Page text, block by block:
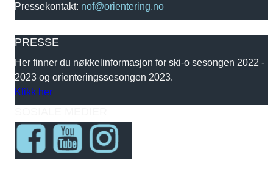
Pressekontakt: nof@orientering.no
PRESSE
Her finner du nøkkelinformasjon for ski-o sesongen 2022 -
2023 og orienteringssesongen 2023.
Klikk her